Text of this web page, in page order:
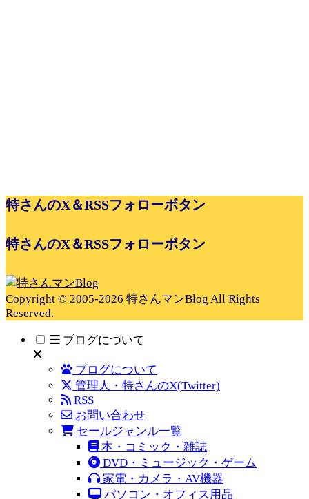
特さんのX＆RSSフォローボタン
特さんのX＆RSSフォローボタン
Copyright © 2005-2026 特さんマンBlog All Rights
Reserved.
ブログについて
ブログについて
管理人・特さんのX(Twitter)
RSS
お問い合わせ
セールジャンル一覧
本・コミック・雑誌
DVD・ミュージック・ゲーム
家電・カメラ・AV機器
パソコン・オフィス用品